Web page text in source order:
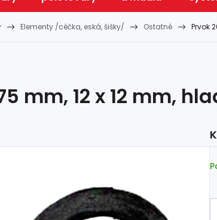
Elementy /céčka, eská, šišky/ Ostatné Prvok
mm, 12 x 12 mm,